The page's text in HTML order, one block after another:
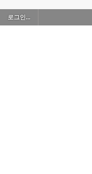
로그인...